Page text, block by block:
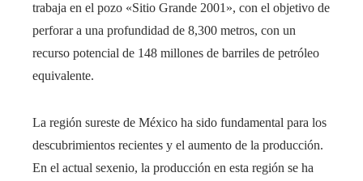
trabaja en el pozo «Sitio Grande 2001», con el objetivo de
perforar a una profundidad de 8,300 metros, con un
recurso potencial de 148 millones de barriles de petróleo
equivalente.
La región sureste de México ha sido fundamental para los
descubrimientos recientes y el aumento de la producción.
En el actual sexenio, la producción en esta región se ha